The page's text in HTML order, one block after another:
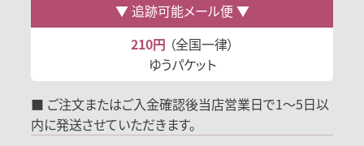
追跡可能メール便
210円 （全国一律）
ゆうパケット
■ ご注文またはご入金確認後当店営業日で1～5日以
内に発送させていただきます。